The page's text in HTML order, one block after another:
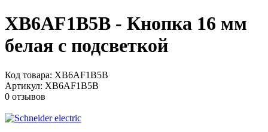
XB6AF1B5B - Кнопка 16 мм
белая с подсветкой
Код товара: XB6AF1B5B
Артикул: XB6AF1B5B
0 отзывов